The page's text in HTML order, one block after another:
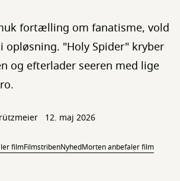
fortælling om fanatisme, vold
opløsning. "Holy Spider" kryber
og efterlader seeren med lige
12. maj 2026
filmFilmstribenNyhedMorten anbefaler film